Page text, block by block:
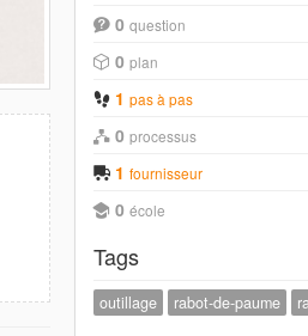
0 question
0 plan
1 pas à pas
0 processus
1 fournisseur
0 école
Tags
outillage rabot-de-paume